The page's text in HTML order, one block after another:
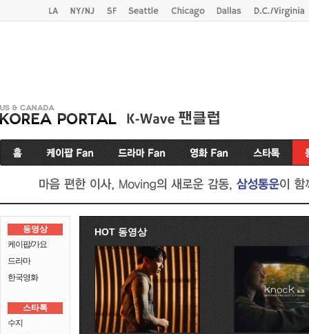
동영상
케이팝/가요
드라마
한국영화
스타톡
수지
HOT 동영상